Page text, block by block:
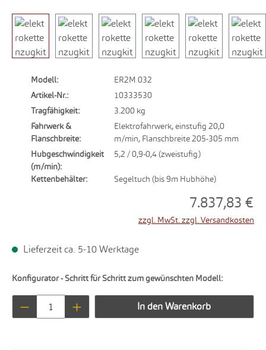
Modell:
ER2M 032
Artikel-Nr.:
10333530
Tragfähigkeit:
3.200 kg
Fahrwerk &
Flanschbreite:
Elektrofahrwerk, einstufig 20,0
m/min, Flanschbreite 205-305 mm
Hubgeschwindigkeit
(m/min):
5,2 / 0,9-0,4 (zweistufig)
Kettenbehälter: Segeltuch (bis 9m Hubhöhe)
7.837,83 €
zzgl. MwSt. zzgl. Versandkosten
Lieferzeit ca. 5-10 Werktage
Konfigurator - Schritt für Schritt zum gewünschten Modell:
Produkt Anzahl: Gib den gewünschten
In den Warenkorb